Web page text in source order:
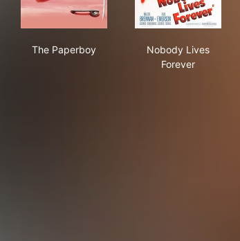
The Paperboy
Nobody Lives
Forever